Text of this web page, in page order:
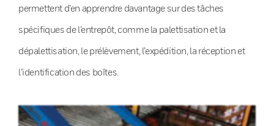
permettent d’en apprendre davantage sur des tâches
spécifiques de l’entrepôt, comme la palettisation et la
dépalettisation, le prélèvement, l’expédition, la réception et
l’identification des boîtes.